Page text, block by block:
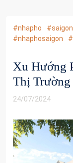
#nhapho
#nhaphosaigon
Xu Hướng
Thị
24/07/2024